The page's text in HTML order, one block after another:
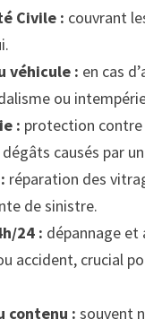
Civile : couvrant
véhicule : en cas
ou
: protection contre
causés par
réparation des
de sinistre.
24 : dépannage et
accident, crucial
contenu : souvent